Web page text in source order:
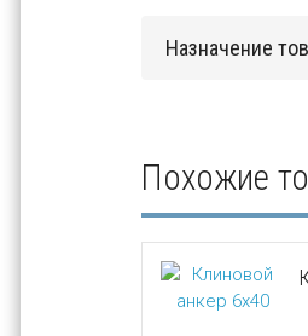
Назначение
Похожие